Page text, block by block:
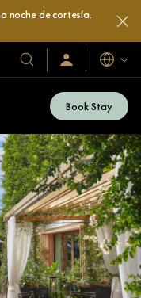
noche de cortesía.
Nuestros
hoteles
resorts
Iniciar
sesión
ahora
Idiomas
Book Stay